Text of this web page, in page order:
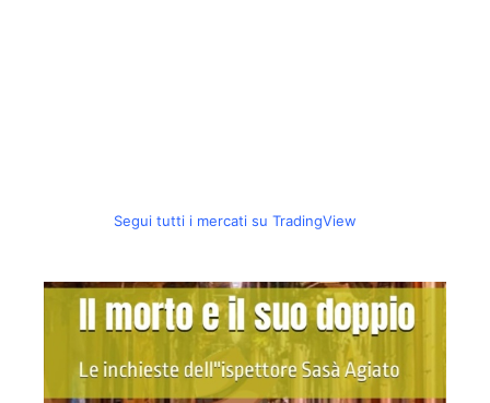
Segui tutti i mercati su TradingView